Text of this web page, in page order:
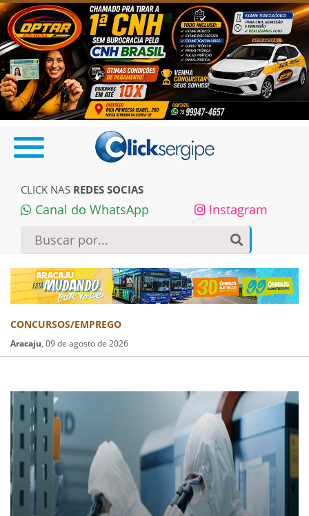
CLICK NAS REDES SOCIAS
Canal do WhatsApp Instagram
CONCURSOS/EMPREGO
Aracaju, 09 de agosto de 2026